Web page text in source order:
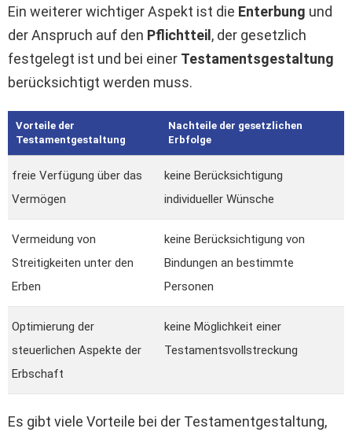
Ein weiterer wichtiger Aspekt ist die Enterbung und
der Anspruch auf den Pflichtteil , der gesetzlich
festgelegt ist und bei einer Testamentsgestaltung
berücksichtigt werden muss.
Vorteile der
Testamentgestaltung
Nachteile der gesetzlichen
Erbfolge
freie Verfügung über das
Vermögen
keine Berücksichtigung
individueller Wünsche
Vermeidung von
Streitigkeiten unter den
Erben
keine Berücksichtigung von
Bindungen an bestimmte
Personen
Optimierung der
steuerlichen Aspekte der
Erbschaft
keine Möglichkeit einer
Testamentsvollstreckung
Es gibt viele Vorteile bei der Testamentgestaltung,